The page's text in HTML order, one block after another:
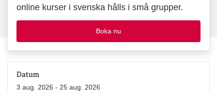
online kurser i svenska hålls i små grupper.
Boka nu
Datum
3 aug. 2026 - 25 aug. 2026